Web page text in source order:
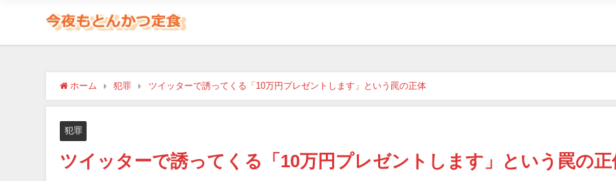
ホーム 犯罪 ツイッターで誘ってくる「10万円プレゼントします」という罠の正体
犯罪
ツイッターで誘ってくる「10万円プレゼントします」という罠の正